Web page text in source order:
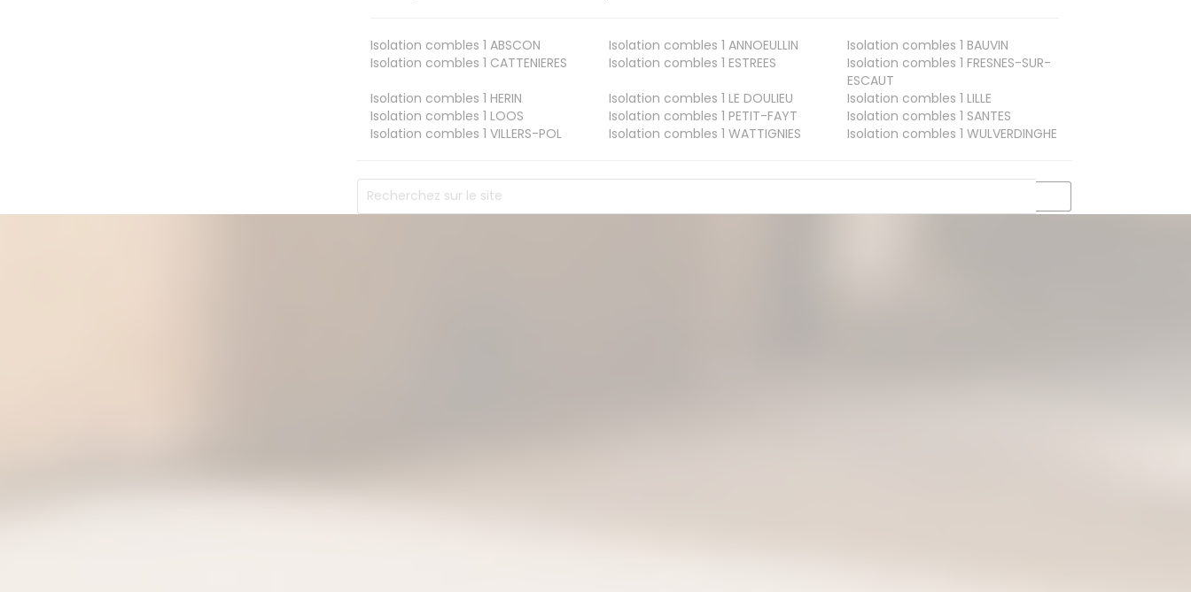
Isolation combles 1 ABSCON Isolation combles 1 ANNOEULLIN Isolation combles 1 BAUVIN
Isolation combles 1 CATTENIERES Isolation combles 1 ESTREES Isolation combles 1 FRESNES-SUR-
ESCAUT
Isolation combles 1 HERIN Isolation combles 1 LE DOULIEU Isolation combles 1 LILLE
Isolation combles 1 LOOS Isolation combles 1 PETIT-FAYT Isolation combles 1 SANTES
Isolation combles 1 VILLERS-POL Isolation combles 1 WATTIGNIES Isolation combles 1 WULVERDINGHE